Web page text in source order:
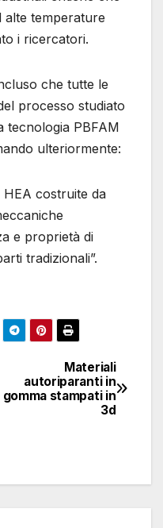
alte temperature
i ricercatori.
che tutte le
processo studiato
tecnologia PBFAM
ulteriormente:
costruite da
e proprietà di
tradizionali”.
Materiali
autoriparanti in
gomma stampati in
3d